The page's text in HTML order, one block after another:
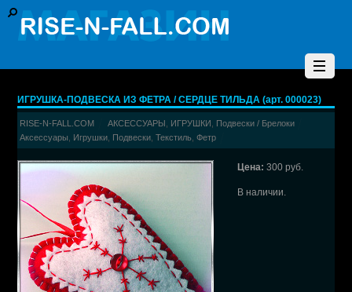
ИГРУШКА-ПОДВЕСКА ИЗ ФЕТРА / СЕРДЦЕ ТИЛЬДА (арт. 000023)
RISE-N-FALL.COM АКСЕССУАРЫ ИГРУШКИ
Подвески / Брелоки
Аксессуары
Игрушки Подвески ,Текстиль ,Фетр
Цена: 300 руб.
В наличии.